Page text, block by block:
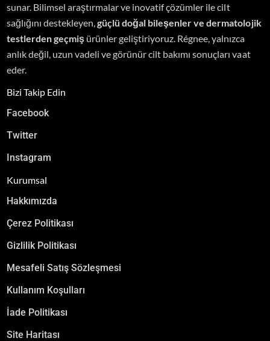
sunar. Bilimsel araştırmalar ve inovatif çözümler ile cilt
sağlığını destekleyen,güçlü doğal bileşenler ve dermatolojik
testlerden geçmiş ürünler geliştiriyoruz. Régnee, yalnızca
anlık değil, uzun vadeli ve görünür cilt bakımı sonuçları vaat
eder.
Bizi Takip Edin
Facebook
Twitter
Instagram
Kurumsal
Hakkımızda
Çerez Politikası
Gizlilik Politikası
Mesafeli Satış Sözleşmesi
Kullanım Koşulları
İade Politikası
Site Haritası